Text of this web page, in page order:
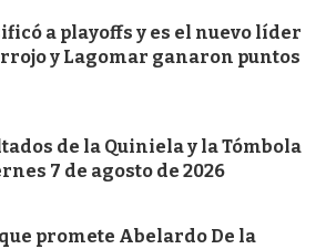
a playoffs y es el nuevo líder
y Lagomar ganaron puntos
de la Quiniela y la Tómbola
7 de agosto de 2026
promete Abelardo De la